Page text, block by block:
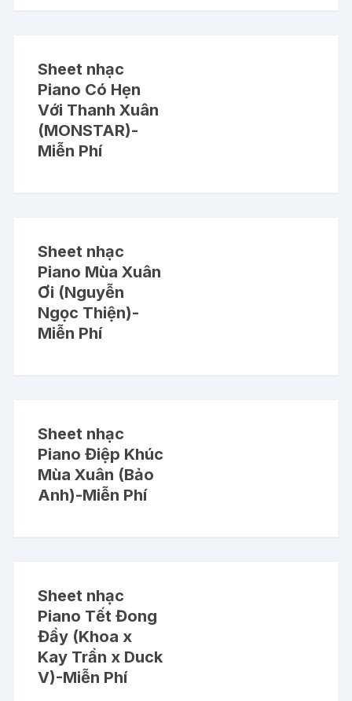
Sheet nhạc
Piano Có Hẹn
Với Thanh Xuân
(MONSTAR)-
Miễn Phí
Sheet nhạc
Piano Mùa Xuân
Ơi (Nguyễn
Ngọc Thiện)-
Miễn Phí
Sheet nhạc
Piano Điệp Khúc
Mùa Xuân (Bảo
Anh)-Miễn Phí
Sheet nhạc
Piano Tết Đong
Đầy (Khoa x
Kay Trần x Duck
V)-Miễn Phí